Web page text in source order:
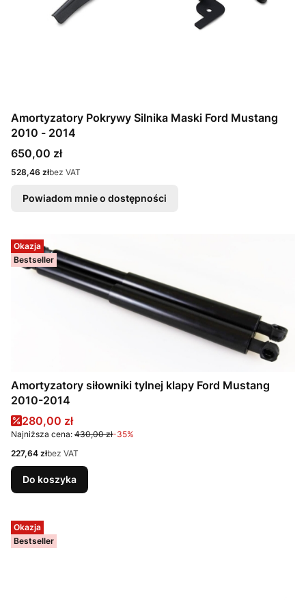
Amortyzatory Pokrywy Silnika Maski Ford Mustang
2010 - 2014
Cena
650,00 zł
Cena
528,46 złbez VAT
Powiadom mnie o dostępności
Okazja
Bestseller
Amortyzatory siłowniki tylnej klapy Ford Mustang
2010-2014
Cena promocyjna
280,00 zł
Najniższa cena: 430,00 zł-35%
Cena
227,64 złbez VAT
Do koszyka
Okazja
Bestseller